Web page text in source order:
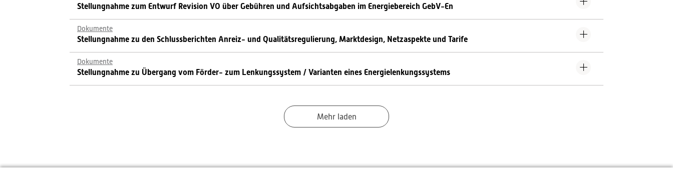
Stellungnahme zum Entwurf Revision VO über Gebühren und Aufsichtsabgaben im Energiebereich GebV-En
Dokumente
Stellungnahme zu den Schlussberichten Anreiz- und Qualitätsregulierung, Marktdesign, Netzaspekte und Tarife
Dokumente
Stellungnahme zu Übergang vom Förder- zum Lenkungssystem / Varianten eines Energielenkungssystems
Mehr laden